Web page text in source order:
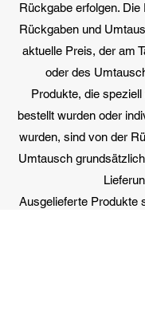
Rückgabe erfolgen.
Rückgaben und
aktuelle Preis, der am
oder des
Produkte, die
bestellt wurden oder
wurden, sind von der
Umtausch
Ausgelieferte Produkte